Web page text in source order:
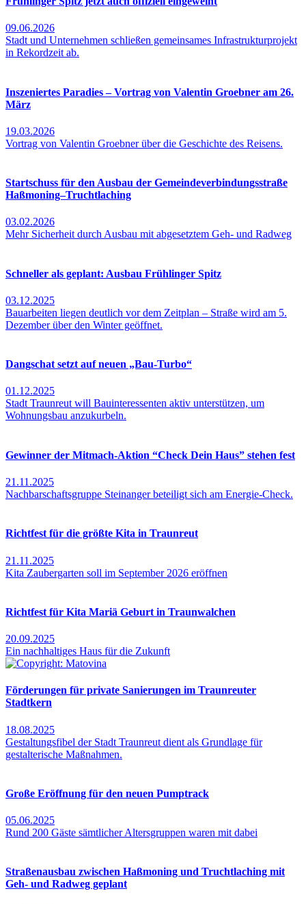
09.06.2026
Stadt und Unternehmen schließen gemeinsames Infrastrukturprojekt
in Rekordzeit ab.
Inszeniertes Paradies – Vortrag von Valentin Groebner am 26.
März
19.03.2026
Vortrag von Valentin Groebner über die Geschichte des Reisens.
Startschuss für den Ausbau der Gemeindeverbindungsstraße
Haßmoning–Truchtlaching
03.02.2026
Mehr Sicherheit durch Ausbau mit abgesetztem Geh- und Radweg
Schneller als geplant: Ausbau Frühlinger Spitz
03.12.2025
Bauarbeiten liegen deutlich vor dem Zeitplan – Straße wird am 5.
Dezember über den Winter geöffnet.
Dangschat setzt auf neuen „Bau-Turbo“
01.12.2025
Stadt Traunreut will Bauinteressenten aktiv unterstützen, um
Wohnungsbau anzukurbeln.
Gewinner der Mitmach-Aktion “Check Dein Haus” stehen fest
21.11.2025
Nachbarschaftsgruppe Steinanger beteiligt sich am Energie-Check.
Richtfest für die größte Kita in Traunreut
21.11.2025
Kita Zaubergarten soll im September 2026 eröffnen
Richtfest für Kita Mariä Geburt in Traunwalchen
20.09.2025
Ein nachhaltiges Haus für die Zukunft
Förderungen für private Sanierungen im Traunreuter
Stadtkern
18.08.2025
Gestaltungsfibel der Stadt Traunreut dient als Grundlage für
gestalterische Maßnahmen.
Große Eröffnung für den neuen Pumptrack
05.06.2025
Rund 200 Gäste sämtlicher Altersgruppen waren mit dabei
Straßenausbau zwischen Haßmoning und Truchtlaching mit
Geh- und Radweg geplant